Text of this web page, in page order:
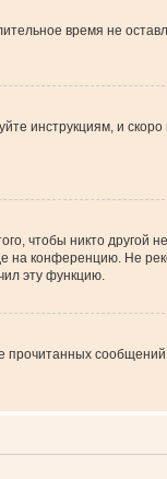
время не
инструкциям, и
чтобы никто другой
на конференцию. Не
эту функцию.
прочитанных